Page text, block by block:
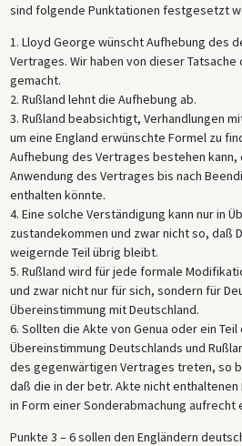
sind folgende Punktationen festgesetzt
1. Lloyd George wünscht Aufhebung des
Vertrages. Wir haben von dieser Tatsache
gemacht.
2. Rußland lehnt die Aufhebung ab.
3. Rußland beabsichtigt, Verhandlungen
um eine England erwünschte Formel zu
Aufhebung des Vertrages bestehen
Anwendung des Vertrages bis nach
enthalten könnte.
4. Eine solche Verständigung kann nur in
zustandekommen und zwar nicht so, daß
weigernde Teil übrig bleibt.
5. Rußland wird für jede formale
und zwar nicht nur für sich, sondern für
Übereinstimmung mit Deutschland.
6. Sollten die Akte von Genua oder ein
Übereinstimmung Deutschlands und
des gegenwärtigen Vertrages treten, so
daß die in der betr. Akte nicht
in Form einer Sonderabmachung aufrecht
Punkte 3 – 6 sollen den Engländern